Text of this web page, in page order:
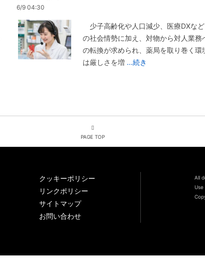
6/9 04:30
少子高齢化や人口減少、医療DXなど
の社会情勢に加え、対物から対人業務
の転換が求められ、薬局を取り巻く環
は厳しさを増 ...続き
PAGE TOP
クッキーポリシー
リンクポリシー
サイトマップ
お問い合わせ
All